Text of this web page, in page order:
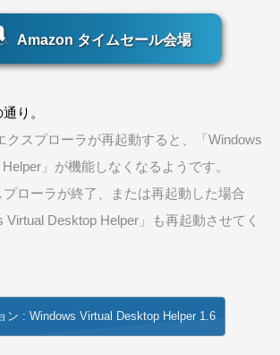
Amazon タイムセール会場
り。
クスプローラが再起動すると、「Windows
」が機能しなくなるようです。
ローラが終了、または再起動した場合
Virtual Desktop Helper」も再起動させてく
ン : Windows Virtual Desktop Helper 1.6